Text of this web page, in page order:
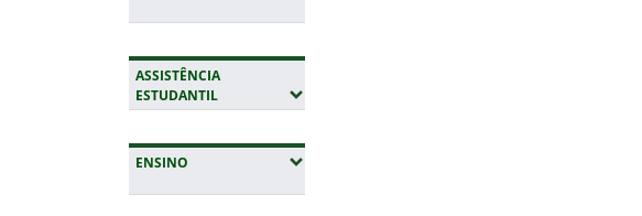
ASSISTÊNCIA
ESTUDANTIL(EXPANDIR SUBMENUS)
ENSINO (EXPANDIR SUBMENUS)